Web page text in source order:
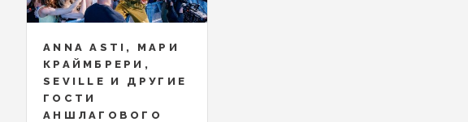
ANNA ASTI, МАРИ
КРАЙМБРЕРИ,
SEVILLE И ДРУГИЕ
ГОСТИ
АНШЛАГОВОГО